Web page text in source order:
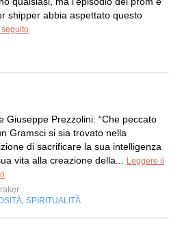
shipper abbia aspettato questo
seguito
Giuseppe Prezzolini: “Che peccato
Gramsci si sia trovato nella
di sacrificare la sua intelligenza
vita alla creazione della...
Leggere il
SPIRITUALITÀ